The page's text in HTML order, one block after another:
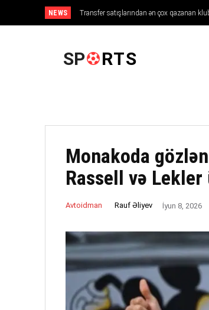
NEWS Transfer satışlarından ən çox qazanan
SP RTS
Monakoda
Rassell və
Avtoidman Rauf Əliyev İyun 8, 2026